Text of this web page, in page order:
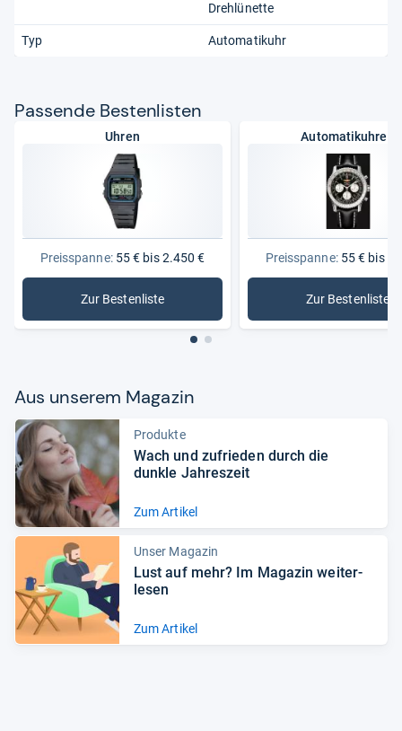
Drehlünette
Typ Automatikuhr
Pas­sende Bes­ten­lis­ten
Uhren
Preisspanne:55 € bis 2.450 €
Zur Bestenliste
: Uhren
Automatikuhren
Preisspanne:55 € bis
Zur Bestenliste
:
Aus unse­rem Maga­zin
Produkte
Wach und zufrie­den durch die
dunkle Jah­res­zeit
Zum Artikel
Unser Magazin
Lust auf mehr? Im Maga­zin wei­ter­
le­sen
Zum Artikel